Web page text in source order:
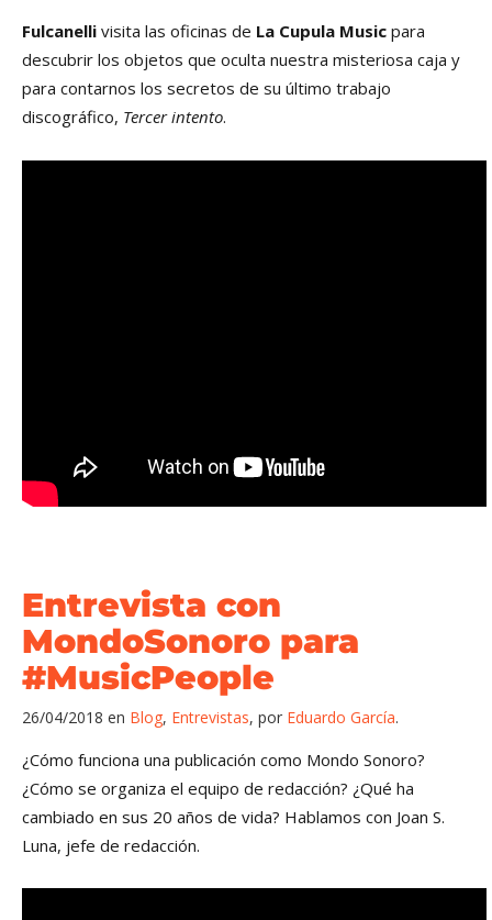
Fulcanelli visita las oficinas de La Cupula Music para
descubrir los objetos que oculta nuestra misteriosa caja y
para contarnos los secretos de su último trabajo
discográfico, Tercer intento.
Entrevista con
MondoSonoro para
#MusicPeople
26/04/2018 en Blog, Entrevistas, por Eduardo García
¿Cómo funciona una publicación como Mondo Sonoro?
¿Cómo se organiza el equipo de redacción? ¿Qué ha
cambiado en sus 20 años de vida? Hablamos con Joan S.
Luna, jefe de redacción.